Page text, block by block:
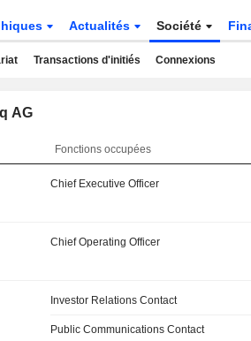
Actualités Société
Transactions d'initiés Connexions
AG
Fonctions occupées
Chief Executive Officer
Chief Operating Officer
Investor Relations Contact
Public Communications Contact